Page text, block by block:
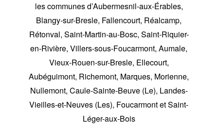
les communes d’Aubermesnil-aux-Érables,
Blangy-sur-Bresle, Fallencourt, Réalcamp,
Rétonval, Saint-Martin-au-Bosc, Saint-Riquier-
en-Rivière, Villers-sous-Foucarmont, Aumale,
Vieux-Rouen-sur-Bresle, Ellecourt,
Aubéguimont, Richemont, Marques, Morienne,
Nullemont, Caule-Sainte-Beuve (Le), Landes-
Vieilles-et-Neuves (Les), Foucarmont et Saint-
Léger-aux-Bois